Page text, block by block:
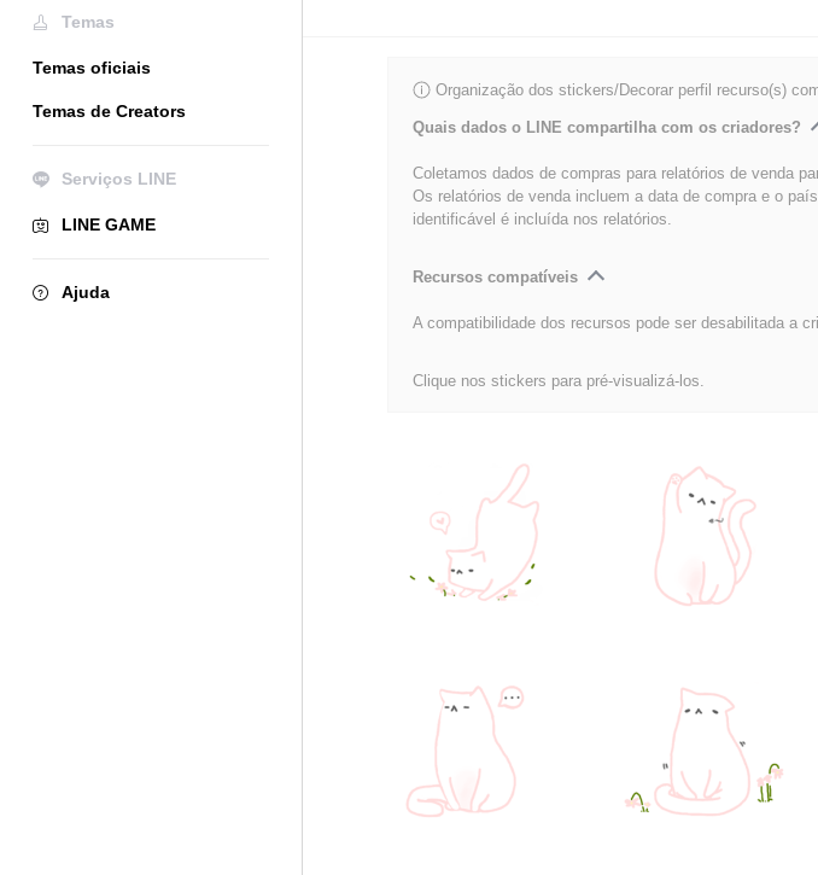
Temas
Temas oficiais
Temas de Creators
Serviços LINE
LINE GAME
Ajuda
Organização dos stickers/Decorar perfil recurso(s)
Quais dados o LINE compartilha com os criadores?
Coletamos dados de compras para relatórios de venda
Os relatórios de venda incluem a data de compra e o
identificável é incluída nos relatórios.
Recursos compatíveis
A compatibilidade dos recursos pode ser desabilitada a
Clique nos stickers para pré-visualizá-los.